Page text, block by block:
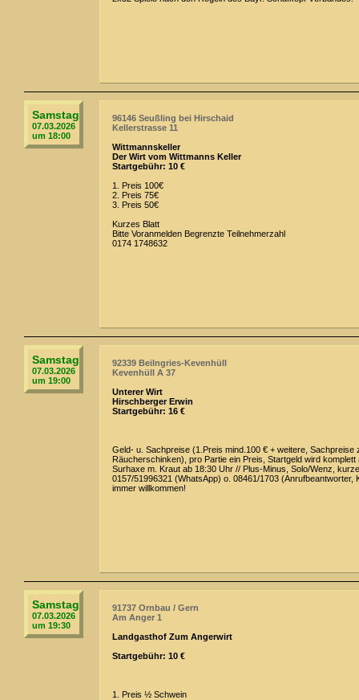
Samstag
07.03.2026
um 18:00
96146 Seußling bei Hirschaid
Kellerstrasse 11
Wittmannskeller
Der Wirt vom Wittmanns Keller
Startgebühr: 10 €
1. Preis 100€
2. Preis 75€
3. Preis 50€
Kurzes Blatt
Bitte Voranmelden Begrenzte Teilnehmerzahl
0174 1748632
Samstag
07.03.2026
um 19:00
92339 Beilngries-Kevenhüll
Kevenhüll A 37
Unterer Wirt
Hirschberger Erwin
Startgebühr: 16 €
Geld- u. Sachpreise (1.Preis mind.100 € + weitere, Sachpreise
Räucherschinken), pro Partie ein Preis, Startgeld wird
Surhaxe m. Kraut ab 18:30 Uhr // Plus-Minus, Solo/Wenz,
0157/51996321 (WhatsApp) o. 08461/1703 (Anrufbeantworter,
immer willkommen!
Samstag
07.03.2026
um 19:30
91737 Ornbau / Gern
Am Anger 1
Landgasthof Zum Angerwirt
Startgebühr: 10 €
1. Preis ½ Schwein